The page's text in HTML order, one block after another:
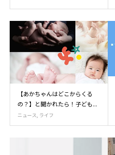
【あかちゃんはどこからくる
の？】と聞かれたら！子ども...
ニュース ライフ